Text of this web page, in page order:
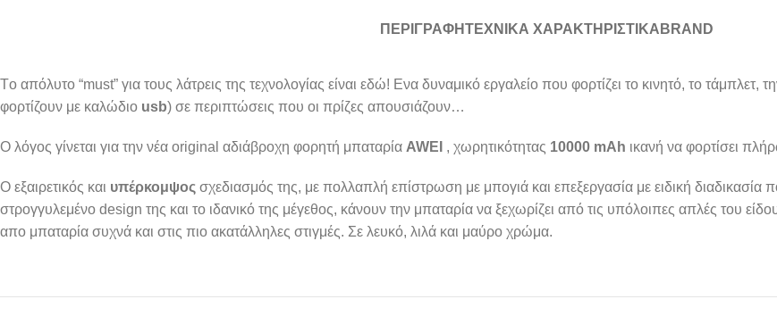
ΠΕΡΙΓΡΑΦΉΤΕΧΝΙΚΑ ΧΑΡΑΚΤΗΡΙΣΤΙΚΑ BRAND
Tο απόλυτο “must” για τους λάτρεις της τεχνολογίας είναι εδώ! Ενα δυναμικό εργαλείο που φορτίζει το κινητό, το
φορτίζουν με καλώδιο usb) σε περιπτώσεις που οι πρίζες απουσιάζουν…
Ο λόγος γίνεται για την νέα original αδιάβροχη φορητή μπαταρία AWEI , χωρητικότητας 10000 mAh ικανή να φορτίσει
Ο εξαιρετικός και υπέρκομψος σχεδιασμός της, με πολλαπλή επίστρωση με μπογιά και επεξεργασία με ειδική διαδικασία
στρογγυλεμένο design της και το ιδανικό της μέγεθος, κάνουν την μπαταρία να ξεχωρίζει από τις υπόλοιπες απλές του
απο μπαταρία συχνά και στις πιο ακατάλληλες στιγμές. Σε λευκό, λιλά και μαύρο χρώμα.